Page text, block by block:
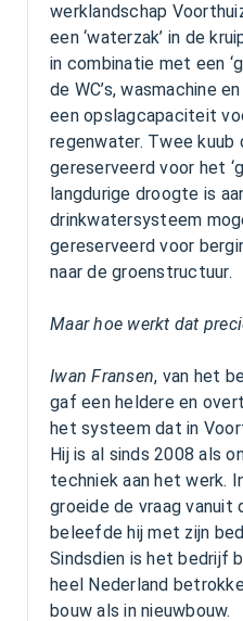
werklandschap
een ‘waterzak’ in de
in combinatie met een
de WC’s, wasmachine
een opslagcapaciteit
regenwater. Twee kuub
gereserveerd voor het
langdurige droogte is
drinkwatersysteem
gereserveerd voor
naar de groenstructuur.
Maar hoe werkt dat
Iwan Fransen, van het
gaf een heldere en
het systeem dat in
Hij is al sinds 2008 als
techniek aan het werk.
groeide de vraag vanuit
beleefde hij met zijn
Sindsdien is het bedrijf
heel Nederland
bouw als in nieuwbouw.